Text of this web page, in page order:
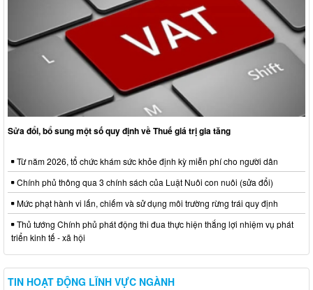
Sửa đổi, bổ sung một số quy định về Thuế giá trị gia tăng
Từ năm 2026, tổ chức khám sức khỏe định kỳ miễn phí cho người dân
Chính phủ thông qua 3 chính sách của Luật Nuôi con nuôi (sửa đổi)
Mức phạt hành vi lấn, chiếm và sử dụng môi trường rừng trái quy định
Thủ tướng Chính phủ phát động thi đua thực hiện thắng lợi nhiệm vụ phát
triển kinh tế - xã hội
TIN HOẠT ĐỘNG LĨNH VỰC NGÀNH